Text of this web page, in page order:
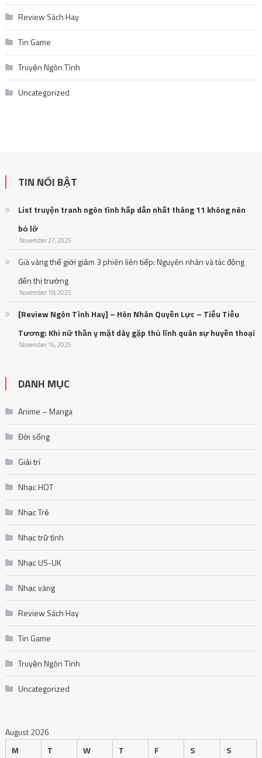
Review Sách Hay
Tin Game
Truyện Ngôn Tình
Uncategorized
TIN NỔI BẬT
List truyện tranh ngôn tình hấp dẫn nhất tháng 11 không nên
bỏ lỡ
November 27, 2025
Giá vàng thế giới giảm 3 phiên liên tiếp: Nguyên nhân và tác động
đến thị trường
November 18, 2025
[Review Ngôn Tình Hay] – Hôn Nhân Quyền Lực – Tiễu Tiễu
Tương: Khi nữ thần y mặt dày gặp thủ lĩnh quân sự huyền thoại
November 16, 2025
DANH MỤC
Anime – Manga
Đời sống
Giải trí
Nhạc HOT
Nhạc Trẻ
Nhạc trữ tình
Nhạc US-UK
Nhạc vàng
Review Sách Hay
Tin Game
Truyện Ngôn Tình
Uncategorized
August 2026
M
T W T F S S